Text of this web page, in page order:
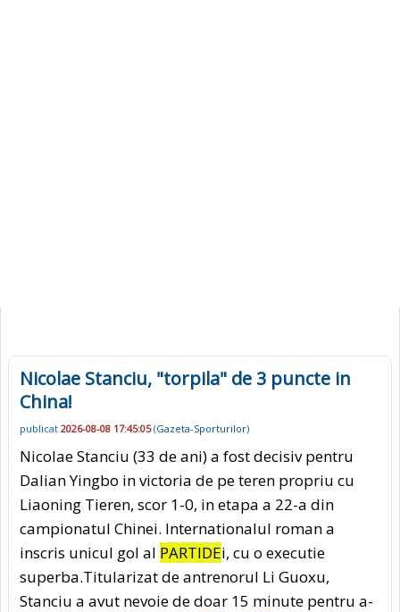
Nicolae Stanciu, "torpila" de 3 puncte in
China!
publicat 2026-08-08 17:45:05(Gazeta-Sporturilor)
Nicolae Stanciu (33 de ani) a fost decisiv pentru
Dalian Yingbo in victoria de pe teren propriu cu
Liaoning Tieren, scor 1-0, in etapa a 22-a din
campionatul Chinei. Internationalul roman a
inscris unicul gol al PARTIDEi, cu o executie
superba.Titularizat de antrenorul Li Guoxu,
Stanciu a avut nevoie de doar 15 minute pentru a-